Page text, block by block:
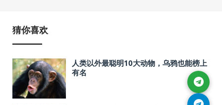
猜你喜欢
人类以外最聪明10大动物，乌鸦也能榜上
有名